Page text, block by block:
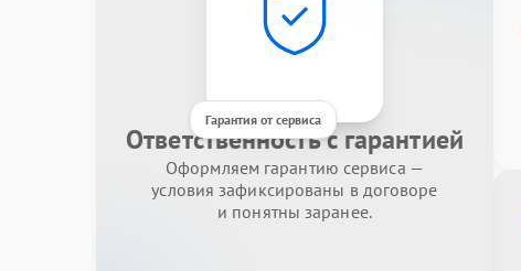
Гарантия от сервиса
Ответственность с гарантией
Оформляем гарантию сервиса —
условия зафиксированы в договоре
и понятны заранее.